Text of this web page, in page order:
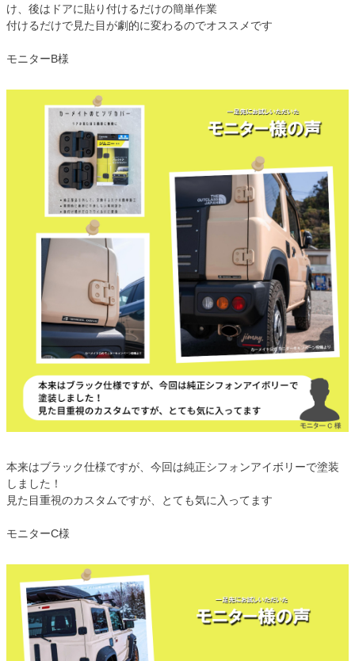
け、後はドアに貼り付けるだけの簡単作業
付けるだけで見た目が劇的に変わるのでオススメです
モニターB様
本来はブラック仕様ですが、今回は純正シフォンアイボリーで塗装
しました！
見た目重視のカスタムですが、とても気に入ってます
モニターC様